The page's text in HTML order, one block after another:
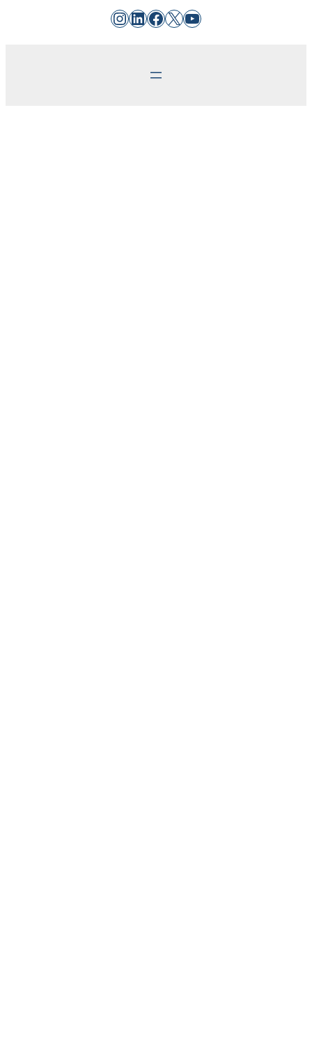
Instagram
LinkedIn
Facebook
X YouTube